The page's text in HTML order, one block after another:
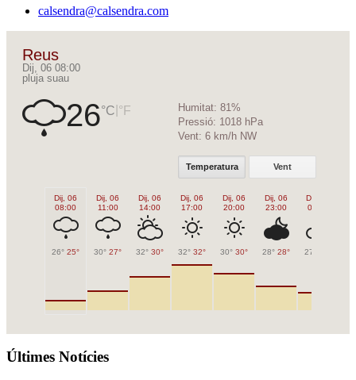
calsendra@calsendra.com
Reus
Dij, 06 08:00
pluja suau
26°C °F Humitat: 81%
Pressió: 1018 hPa
Vent: 6 km/h NW
Temperatura Vent
Dij, 06
08:00
26° 25°
Dij, 06
11:00
30° 27°
Dij, 06
14:00
32° 30°
Dij, 06
17:00
32° 32°
Dij, 06
20:00
30° 30°
Dij, 06
23:00
28° 28°
Div, 07
02:00
27°
Últimes Notícies